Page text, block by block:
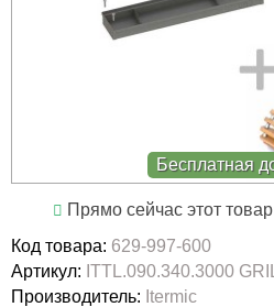
Бесплатная
Прямо сейчас этот
Код товара: 629-997-600
Артикул: ITTL.090.340.3000
Производитель: Itermic